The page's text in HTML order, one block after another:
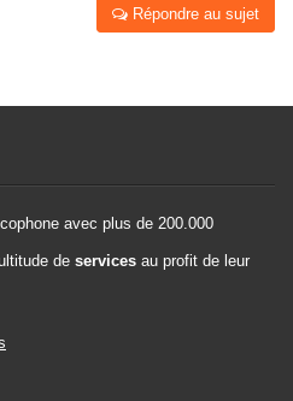
Répondre au sujet
avec plus de 200.000
de services au profit de leur